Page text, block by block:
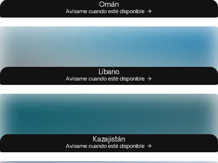
Omán
Avísame cuando esté disponible
Líbano
Avísame cuando esté disponible
Kazajistán
Avísame cuando esté disponible